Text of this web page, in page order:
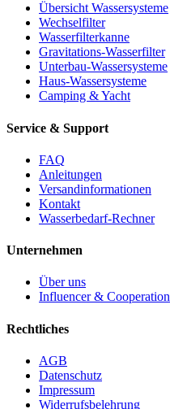
Übersicht Wassersysteme
Wechselfilter
Wasserfilterkanne
Gravitations-Wasserfilter
Unterbau-Wassersysteme
Haus-Wassersysteme
Camping & Yacht
Service & Support
FAQ
Anleitungen
Versandinformationen
Kontakt
Wasserbedarf-Rechner
Unternehmen
Über uns
Influencer & Cooperation
Rechtliches
AGB
Datenschutz
Impressum
Widerrufsbelehrung